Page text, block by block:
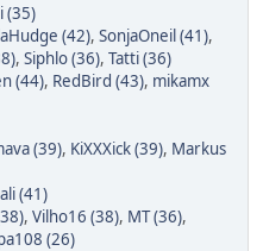
(35)
(42), SonjaOneil (41),
, Siphlo (36), Tatti (36)
(44), RedBird (43), mikamx
(39), KiXXXick (39), Markus
(41)
, Vilho16 (38), MT (36),
(26)